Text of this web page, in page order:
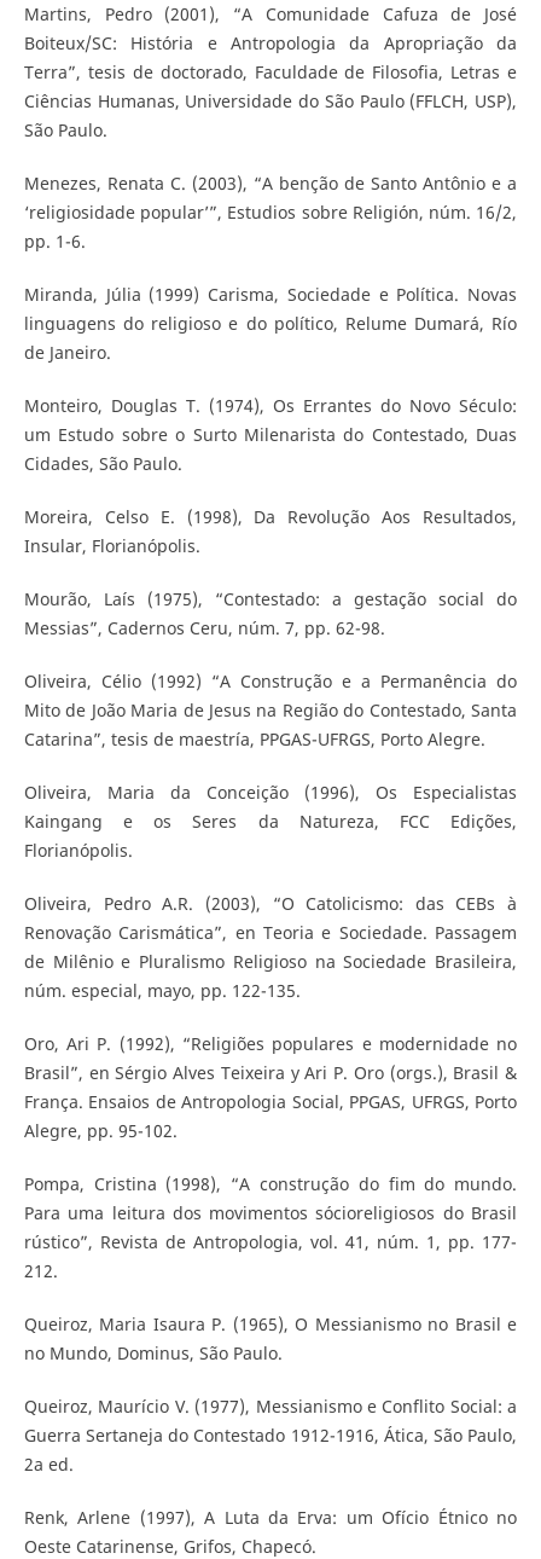
Martins, Pedro (2001), “A Comunidade Cafuza de José
Boiteux/SC: História e Antropologia da Apropriação da
Terra”, tesis de doctorado, Faculdade de Filosofia, Letras e
Ciências Humanas, Universidade do São Paulo (FFLCH, USP),
São Paulo.
Menezes, Renata C. (2003), “A benção de Santo Antônio e a
‘religiosidade popular’”, Estudios sobre Religión, núm. 16/2,
pp. 1-6.
Miranda, Júlia (1999) Carisma, Sociedade e Política. Novas
linguagens do religioso e do político, Relume Dumará, Río
de Janeiro.
Monteiro, Douglas T. (1974), Os Errantes do Novo Século:
um Estudo sobre o Surto Milenarista do Contestado, Duas
Cidades, São Paulo.
Moreira, Celso E. (1998), Da Revolução Aos Resultados,
Insular, Florianópolis.
Mourão, Laís (1975), “Contestado: a gestação social do
Messias”, Cadernos Ceru, núm. 7, pp. 62-98.
Oliveira, Célio (1992) “A Construção e a Permanência do
Mito de João Maria de Jesus na Região do Contestado, Santa
Catarina”, tesis de maestría, PPGAS-UFRGS, Porto Alegre.
Oliveira, Maria da Conceição (1996), Os Especialistas
Kaingang e os Seres da Natureza, FCC Edições,
Florianópolis.
Oliveira, Pedro A.R. (2003), “O Catolicismo: das CEBs à
Renovação Carismática”, en Teoria e Sociedade. Passagem
de Milênio e Pluralismo Religioso na Sociedade Brasileira,
núm. especial, mayo, pp. 122-135.
Oro, Ari P. (1992), “Religiões populares e modernidade no
Brasil”, en Sérgio Alves Teixeira y Ari P. Oro (orgs.), Brasil &
França. Ensaios de Antropologia Social, PPGAS, UFRGS, Porto
Alegre, pp. 95-102.
Pompa, Cristina (1998), “A construção do fim do mundo.
Para uma leitura dos movimentos sócioreligiosos do Brasil
rústico”, Revista de Antropologia, vol. 41, núm. 1, pp. 177-
212.
Queiroz, Maria Isaura P. (1965), O Messianismo no Brasil e
no Mundo, Dominus, São Paulo.
Queiroz, Maurício V. (1977), Messianismo e Conflito Social: a
Guerra Sertaneja do Contestado 1912-1916, Ática, São Paulo,
2a ed.
Renk, Arlene (1997), A Luta da Erva: um Ofício Étnico no
Oeste Catarinense, Grifos, Chapecó.